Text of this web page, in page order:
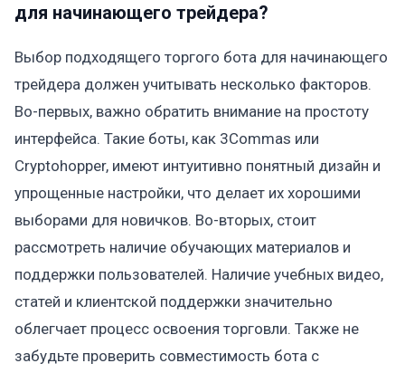
для начинающего трейдера?
Выбор подходящего торгого бота для начинающего
трейдера должен учитывать несколько факторов.
Во-первых, важно обратить внимание на простоту
интерфейса. Такие боты, как 3Commas или
Cryptohopper, имеют интуитивно понятный дизайн и
упрощенные настройки, что делает их хорошими
выборами для новичков. Во-вторых, стоит
рассмотреть наличие обучающих материалов и
поддержки пользователей. Наличие учебных видео,
статей и клиентской поддержки значительно
облегчает процесс освоения торговли. Также не
забудьте проверить совместимость бота с